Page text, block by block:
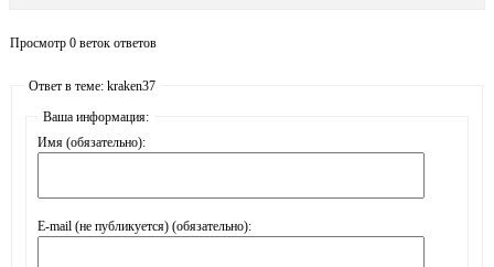
Просмотр 0 веток ответов
Ответ в теме: kraken37
Ваша информация:
Имя (обязательно):
E-mail (не публикуется) (обязательно):